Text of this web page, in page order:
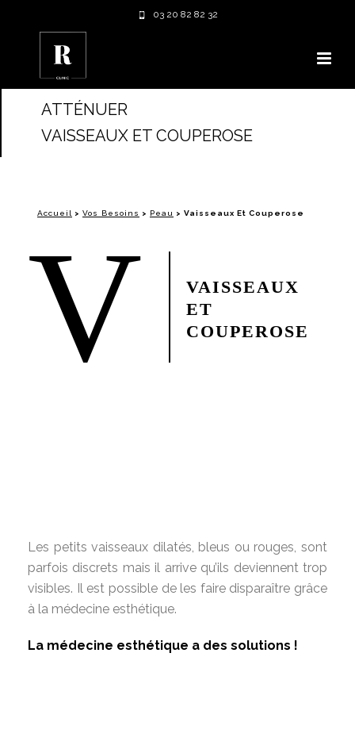
03 20 82 82 32
ATTÉNUER
VAISSEAUX ET COUPEROSE
Accueil > Vos Besoins > Peau > Vaisseaux Et Couperose
V
VAISSEAUX
ET
COUPEROSE
Les petits vaisseaux dilatés, bleus ou rouges, sont
parfois discrets mais il arrive qu’ils deviennent trop
visibles. Il est possible de les faire disparaître grâce
à la médecine esthétique.
La médecine esthétique a des solutions !